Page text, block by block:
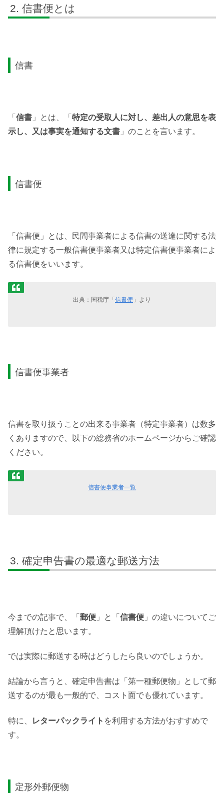
信書便とは
信書
「 信書 」とは、「 特定の受取人に対し、差出人の意思を表
示し、又は事実を通知する文書 」のことを言います。
信書便
「信書便」とは、民間事業者による信書の送達に関する法
律に規定する一般信書便事業者又は特定信書便事業者によ
る信書便をいいます。
出典：国税庁「信書便 」より
信書便事業者
信書を取り扱うことの出来る事業者（特定事業者）は数多
くありますので、以下の総務省のホームページからご確認
ください。
信書便事業者一覧
確定申告書の最適な郵送方法
今までの記事で、「 郵便 」と「 信書便 」の違いについてご
理解頂けたと思います。
では実際に郵送する時はどうしたら良いのでしょうか。
結論から言うと、確定申告書は「第一種郵便物」として郵
送するのが最も一般的で、コスト面でも優れています。
特に、 レターパックライト を利用する方法がおすすめで
す。
定形外郵便物